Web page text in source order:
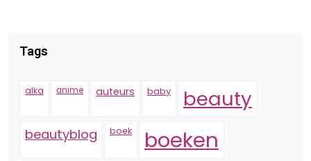
Tags
alka anime auteurs baby beauty
beautyblog boek boeken